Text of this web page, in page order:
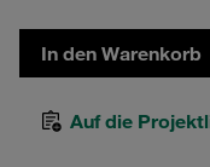
In den Warenkorb
Auf die